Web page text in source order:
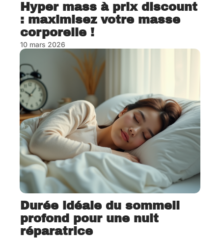
Hyper mass à prix discount
: maximisez votre masse
corporelle !
10 mars 2026
Durée idéale du sommeil
profond pour une nuit
réparatrice